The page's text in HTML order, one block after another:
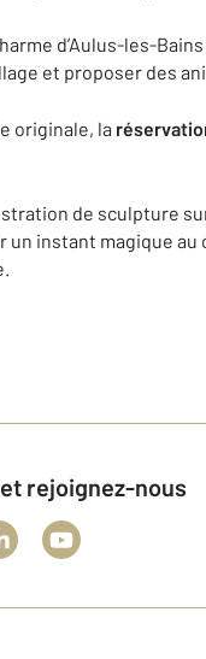
d’Aulus-les-Bains
et proposer des
originale, la
de sculpture
instant magique
et rejoignez-nous